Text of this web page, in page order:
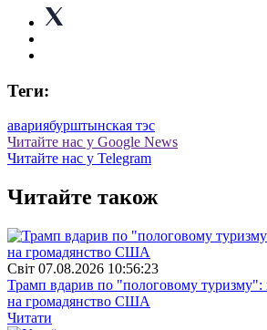
Теги:
авариябурштынская тэс
Читайте нас у Google News
Читайте нас у Telegram
Читайте також
Свiт 07.08.2026 10:56:23
Трамп вдарив по "пологовому туризму":
на громадянство США
Читати